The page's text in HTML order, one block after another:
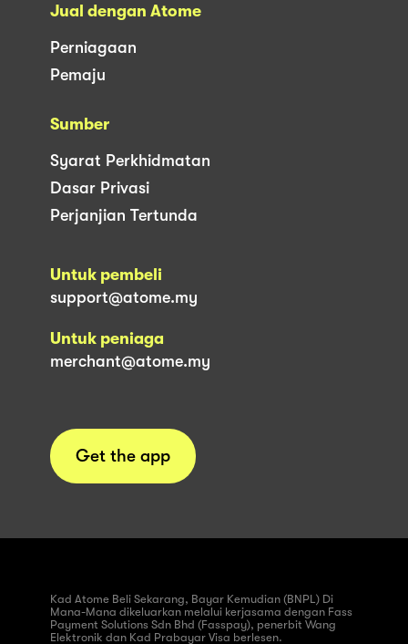
Jual dengan Atome
Perniagaan
Pemaju
Sumber
Syarat Perkhidmatan
Dasar Privasi
Perjanjian Tertunda
Untuk pembeli
support@atome.my
Untuk peniaga
merchant@atome.my
Get the app
Kad Atome Beli Sekarang, Bayar Kemudian (BNPL) Di
Mana-Mana dikeluarkan melalui kerjasama dengan Fass
Payment Solutions Sdn Bhd (Fasspay), penerbit Wang
Elektronik dan Kad Prabayar Visa berlesen.